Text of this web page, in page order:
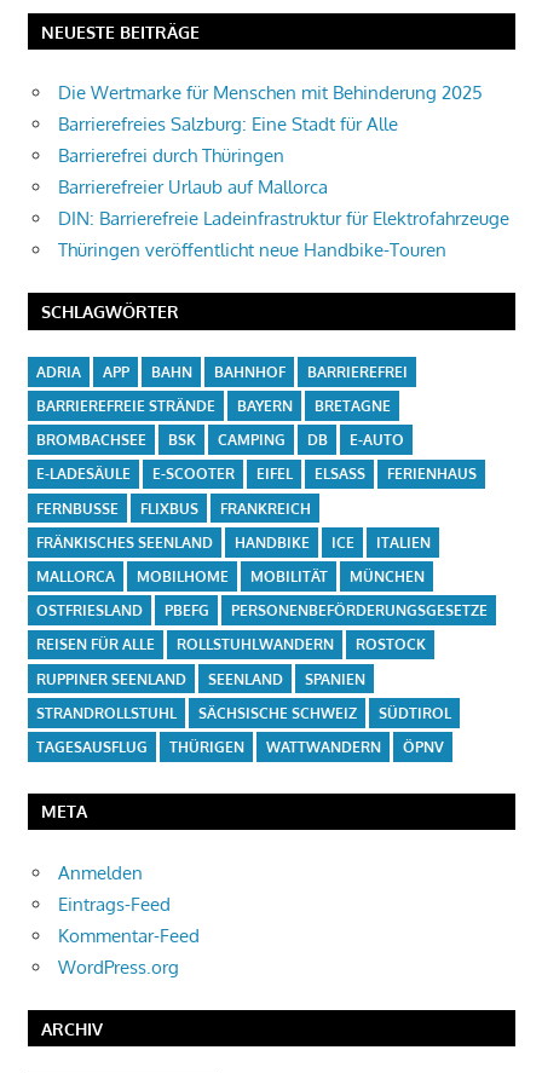
NEUESTE BEITRÄGE
Die Wertmarke für Menschen mit Behinderung 2025
Barrierefreies Salzburg: Eine Stadt für Alle
Barrierefrei durch Thüringen
Barrierefreier Urlaub auf Mallorca
DIN: Barrierefreie Ladeinfrastruktur für Elektrofahrzeuge
Thüringen veröffentlicht neue Handbike-Touren
SCHLAGWÖRTER
ADRIA APP BAHN BAHNHOF
BARRIEREFREI
BARRIEREFREIE STRÄNDE
BAYERN
BRETAGNE
BROMBACHSEE
BSK CAMPING DB
E-AUTO
E-LADESÄULE
E-SCOOTER EIFEL ELSASS
FERIENHAUS
FERNBUSSE
FLIXBUS
FRANKREICH
FRÄNKISCHES SEENLAND
HANDBIKE ICE
ITALIEN
MALLORCA
MOBILHOME MOBILITÄT
MÜNCHEN
OSTFRIESLAND
PBEFG
PERSONENBEFÖRDERUNGSGESETZE
REISEN FÜR ALLE
ROLLSTUHLWANDERN
ROSTOCK
RUPPINER SEENLAND
SEENLAND
SPANIEN
STRANDROLLSTUHL
SÄCHSISCHE SCHWEIZ
SÜDTIROL
TAGESAUSFLUG
THÜRIGEN WATTWANDERN ÖPNV
META
Anmelden
Eintrags-Feed
Kommentar-Feed
WordPress.org
ARCHIV